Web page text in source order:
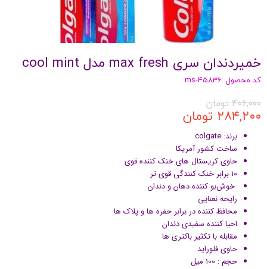
خمیردندان سری max fresh مدل cool mint
کد محصول: ms-45836
۴۰۶,۰۰۰ تومان
۲۸۴,۲۰۰ تومان
برند: colgate
ساخت کشور آمریکا
حاوی کریستال های خنک کننده قوی
10 برابر خنک کنندگی قوی تر
خوش‌بو کننده دهان و دندان
رایحه نعنایی
محافظ کننده در برابر حفره ها و پلاک ها
احیا کننده سفیدی دندان
مقابله با تکثیر باکتری ها
حاوی فلوراید
حجم : 100 میل